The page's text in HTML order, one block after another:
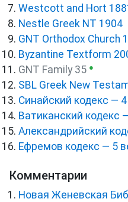
Westcott and Hort
Nestle Greek NT 1904
GNT Orthodox Church
Byzantine Textform
GNT Family 35 ●
SBL Greek New
Синайский кодекс —
Ватиканский кодекс
Александрийский
Ефремов кодекс — 5
Комментарии
Новая Женевская